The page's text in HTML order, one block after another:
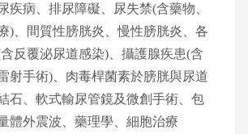
疾病、排尿障礙、尿失禁(含藥物、
)、間質性膀胱炎、慢性膀胱炎、各
反覆泌尿道感染)、攝護腺疾患(含
射手術)、肉毒桿菌素於膀胱與尿道
石、軟式輸尿管鏡及微創手術、包
體外震波、藥理學、細胞治療